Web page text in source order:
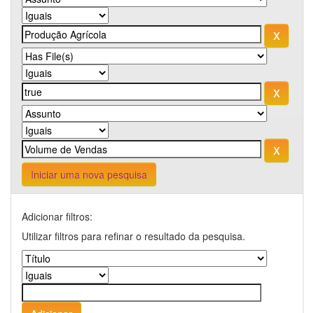
Iniciar uma nova pesquisa
Adicionar filtros:
Utilizar filtros para refinar o resultado da pesquisa.